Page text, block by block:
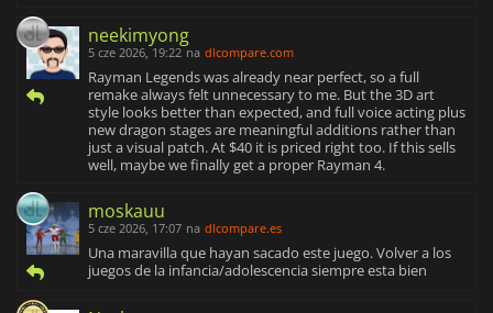
neekimyong
5 cze 2026, 19:22 na dlcompare.com
Rayman Legends was already near perfect, so a full
remake always felt unnecessary to me. But the 3D art
style looks better than expected, and full voice acting plus
new dragon stages are meaningful additions rather than
just a visual patch. At $40 it is priced right too. If this sells
well, maybe we finally get a proper Rayman 4.
moskauu
5 cze 2026, 17:07 na dlcompare.es
Una maravilla que hayan sacado este juego. Volver a los
juegos de la infancia/adolescencia siempre esta bien